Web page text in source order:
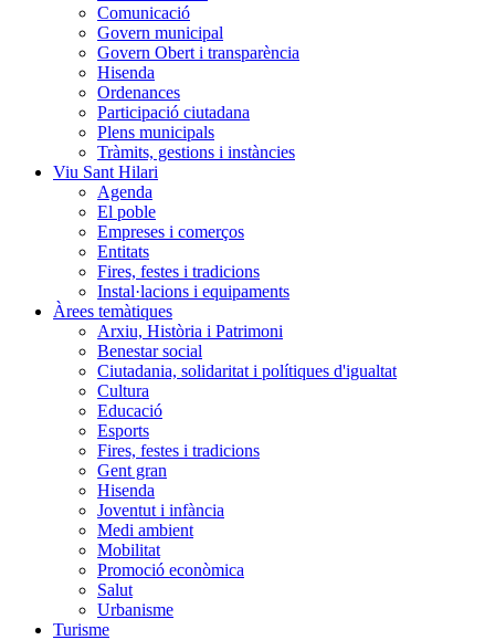
Comunicació
Govern municipal
Govern Obert i transparència
Hisenda
Ordenances
Participació ciutadana
Plens municipals
Tràmits, gestions i instàncies
Viu Sant Hilari
Agenda
El poble
Empreses i comerços
Entitats
Fires, festes i tradicions
Instal·lacions i equipaments
Àrees temàtiques
Arxiu, Història i Patrimoni
Benestar social
Ciutadania, solidaritat i polítiques d'igualtat
Cultura
Educació
Esports
Fires, festes i tradicions
Gent gran
Hisenda
Joventut i infància
Medi ambient
Mobilitat
Promoció econòmica
Salut
Urbanisme
Turisme